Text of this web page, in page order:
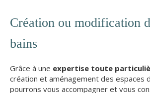
Création ou modification
bains
Grâce à une expertise toute
création et aménagement des espaces
pourrons vous accompagner et vous